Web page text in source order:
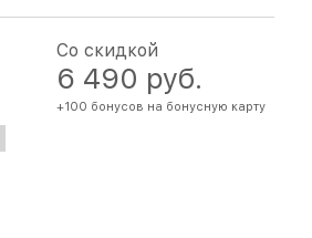
6 490 руб.
+100 бонусов на бонусную карту
Со скидкой